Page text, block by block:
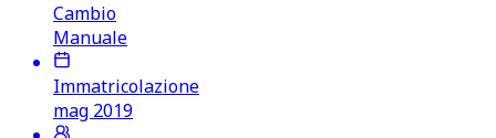
Cambio
Manuale
Immatricolazione
mag 2019